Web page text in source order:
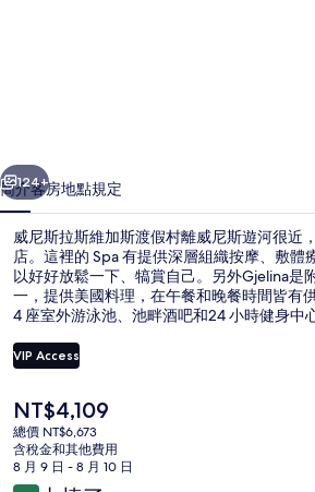
斯
渡
假
村
的
相
集
個 下一個
124+
簡介客房地點規定
威尼斯拉斯維加斯渡假村離威尼斯遊河很近
店。這裡的 Spa 有提供深層組織按摩、敷體
以好好放鬆一下、犒賞自己。另外Gjelina是
一，提供美國料理，在午餐和晚餐時間皆有
4 座室外游泳池、池畔酒吧和24 小時健身中
斯與林尼克站只需要 8 分鐘，到火鶴凱薩宮
鐘。
VIP Access
目
前
的
價
格
NT$4,109
總價 NT$6,673
含稅金和其他費用
8 月 9 日 - 8 月 10 日